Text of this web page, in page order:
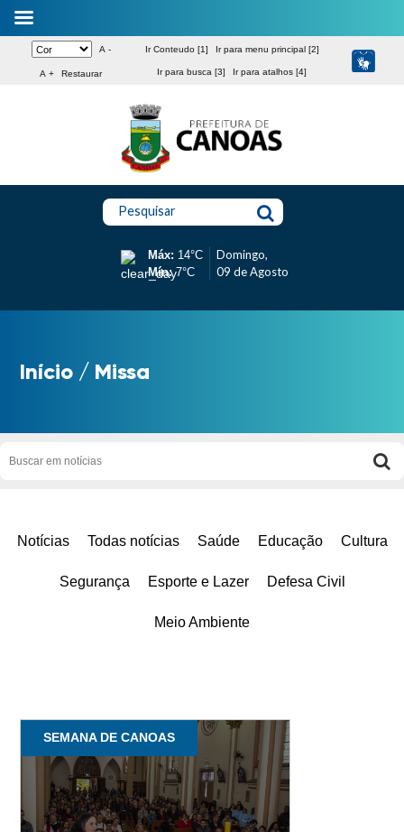
A -
A + Restaurar
Ir Conteudo [1] Ir para menu principal [2]
Ir para busca [3] Ir para atalhos [4]
Pesquisar
Máx: 14°C
Mín:7°C
Domingo,
09 de Agosto
Início / Missa
Notícias Todas notícias Saúde Educação Cultura
Segurança Esporte e Lazer Defesa Civil
Meio Ambiente
SEMANA DE CANOAS